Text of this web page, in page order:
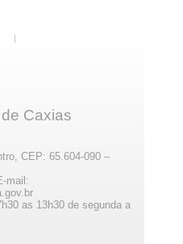
Caxias
CEP: 65.604-090 –
mail:
as 13h30 de segunda a